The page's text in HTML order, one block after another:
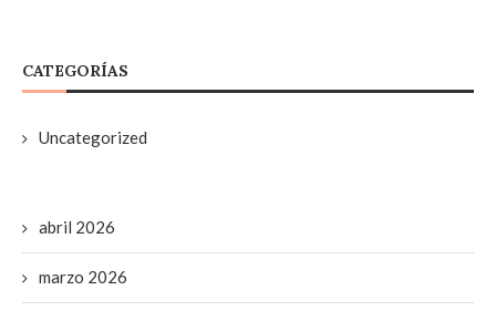
CATEGORÍAS
Uncategorized
abril 2026
marzo 2026